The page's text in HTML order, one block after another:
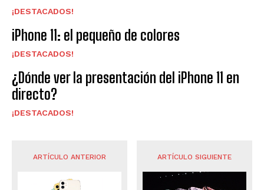
¡DESTACADOS!
iPhone 11: el pequeño de colores
¡DESTACADOS!
¿Dónde ver la presentación del iPhone 11 en
directo?
¡DESTACADOS!
ARTÍCULO ANTERIOR ARTÍCULO SIGUIENTE